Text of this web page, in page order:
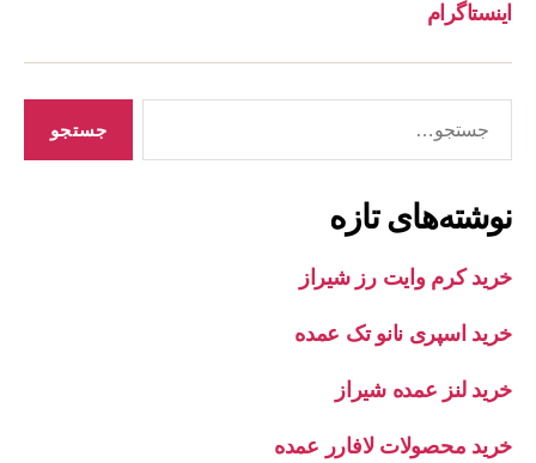
اینستاگرام
نوشته‌های تازه
خرید کرم وایت رز شیراز
خرید اسپری نانو تک عمده
خرید لنز عمده شیراز
خرید محصولات لافارر عمده